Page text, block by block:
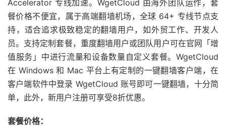
Accelerator 专线加速。WgetCloud 由海外团队运作，套
餐价格不便宜，属于高端翻墙机场，全球 64+ 专线节点支
持，适合追求极致稳定的翻墙用户，如外贸工作、开发人
员。支持定制套餐，重度翻墙用户或团队用户可在官网「增
值服务」中进行流量和设备数量自定义套餐。WgetCloud
在 Windows 和 Mac 平台上有定制的一键翻墙客户端，在
客户端软件中登录 WgetCloud 账号即可一键翻墙，十分简
单，此外，新用户注册可享受8折优惠。
套餐价格：